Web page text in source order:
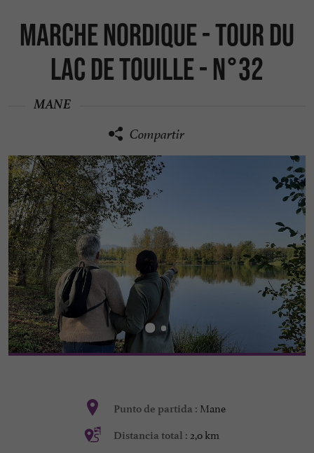
MARCHE NORDIQUE - TOUR DU
LAC DE TOUILLE - N°32
MANE
Compartir
Punto de partida : Mane
Distancia total : 2,0 km